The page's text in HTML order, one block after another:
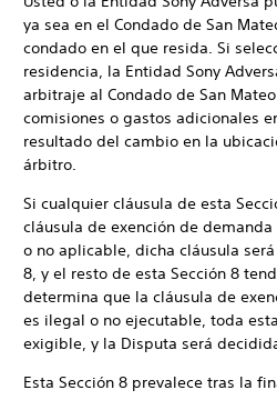
ya sea en el Condado de San
condado en el que resida. Si
residencia, la Entidad Sony
arbitraje al Condado de San
comisiones o gastos adicionales
resultado del cambio en la
árbitro.
Si cualquier cláusula de esta
cláusula de exención de
o no aplicable, dicha cláusula
8, y el resto de esta Sección 8
determina que la cláusula de
es ilegal o no ejecutable, toda
exigible, y la Disputa será
Esta Sección 8 prevalece tras la